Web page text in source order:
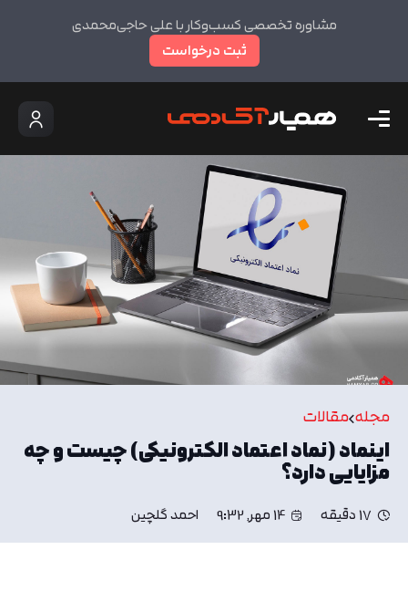
مشاوره تخصصی کسب‌وکار با علی حاجی‌محمدی
ثبت درخواست
مجله مقالات
اینماد (نماد اعتماد الکترونیکی) چیست و چه
مزایایی دارد؟
17 دقیقه 14 مهر, 9:32 احمد گلچین